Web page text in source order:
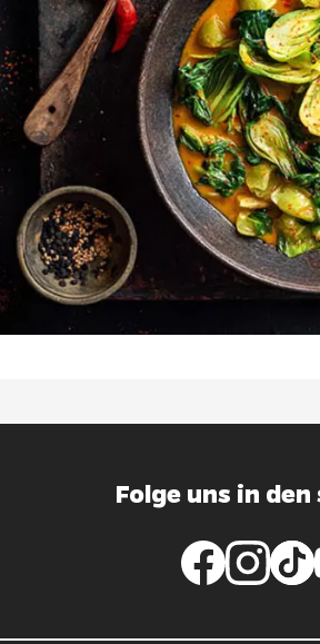
Folge uns in